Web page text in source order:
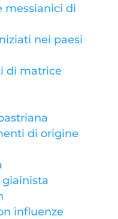
messianici di
nei paesi
di matrice
di origine
influenze